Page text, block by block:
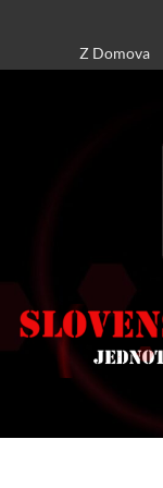
content
Z Domova